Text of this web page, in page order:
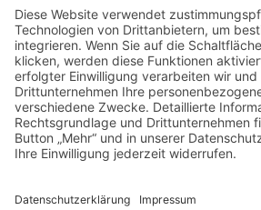
Bildung & Karriere
Medizin & Standorte
Impressum